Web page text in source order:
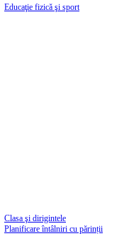
Educaţie fizică şi sport
Clasa şi dirigintele
Planificare întâlniri cu părinții